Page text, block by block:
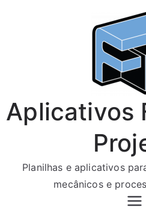
Aplicativos
Planilhas e aplicativos
mecânicos e